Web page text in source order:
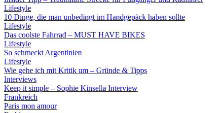
Lifestyle
10 Dinge, die man unbedingt im Handgepäck haben sollte
Lifestyle
Das coolste Fahrrad – MUST HAVE BIKES
Lifestyle
So schmeckt Argentinien
Lifestyle
Wie gehe ich mit Kritik um – Gründe & Tipps
Interviews
Keep it simple – Sophie Kinsella Interview
Frankreich
Paris mon amour